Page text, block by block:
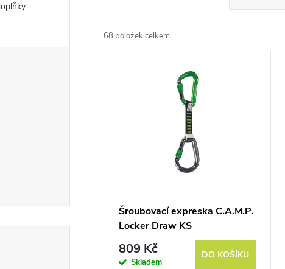
a
z
68 položek celkem
Šroubovací expreska C.A.M.P.
Locker Draw KS
809 Kč
Skladem
DO KOŠÍKU